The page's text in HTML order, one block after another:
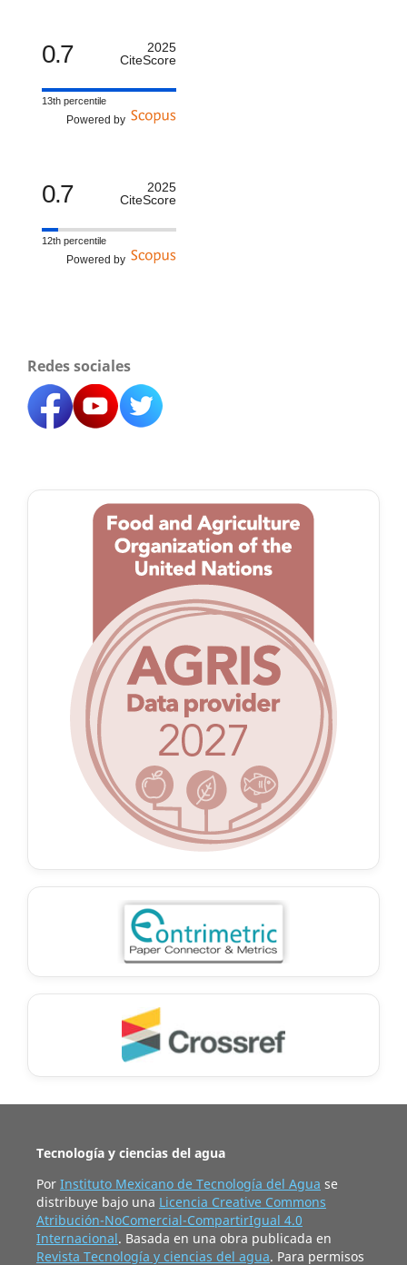
0.7
2025
CiteScore
13th percentile
Powered by
0.7
2025
CiteScore
12th percentile
Powered by
Redes sociales
Tecnología y ciencias del agua
Por Instituto Mexicano de Tecnología del Agua se
distribuye bajo una Licencia Creative Commons
Atribución-NoComercial-CompartirIgual 4.0
Internacional. Basada en una obra publicada en
Revista Tecnología y ciencias del agua. Para permisos